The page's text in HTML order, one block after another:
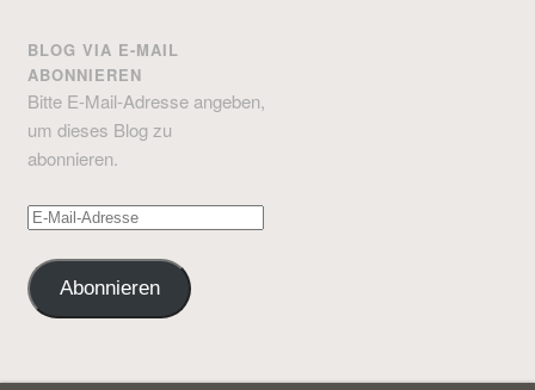
BLOG VIA E-MAIL
ABONNIEREN
Bitte E-Mail-Adresse angeben,
um dieses Blog zu
abonnieren.
E-
Adresse
Abonnieren